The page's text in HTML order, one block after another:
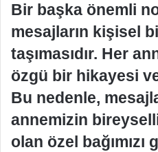
Bir başka önemli
mesajların kişisel
taşımasıdır. Her
özgü bir hikayesi
Bu nedenle,
annemizin
olan özel bağımızı